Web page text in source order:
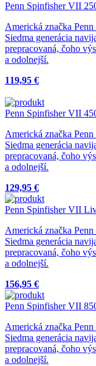
Penn Spinfisher VII
Americká značka
Siedma generácia
prepracovaná, čoho
a odolnejší.
119,95 €
Penn Spinfisher VII
Americká značka
Siedma generácia
prepracovaná, čoho
a odolnejší.
129,95 €
Penn Spinfisher VII
Americká značka
Siedma generácia
prepracovaná, čoho
a odolnejší.
156,95 €
Penn Spinfisher VII
Americká značka
Siedma generácia
prepracovaná, čoho
a odolnejší.